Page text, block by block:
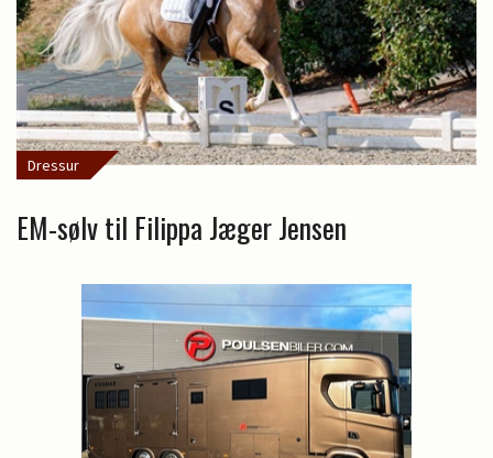
Dressur
EM-sølv til Filippa Jæger Jensen